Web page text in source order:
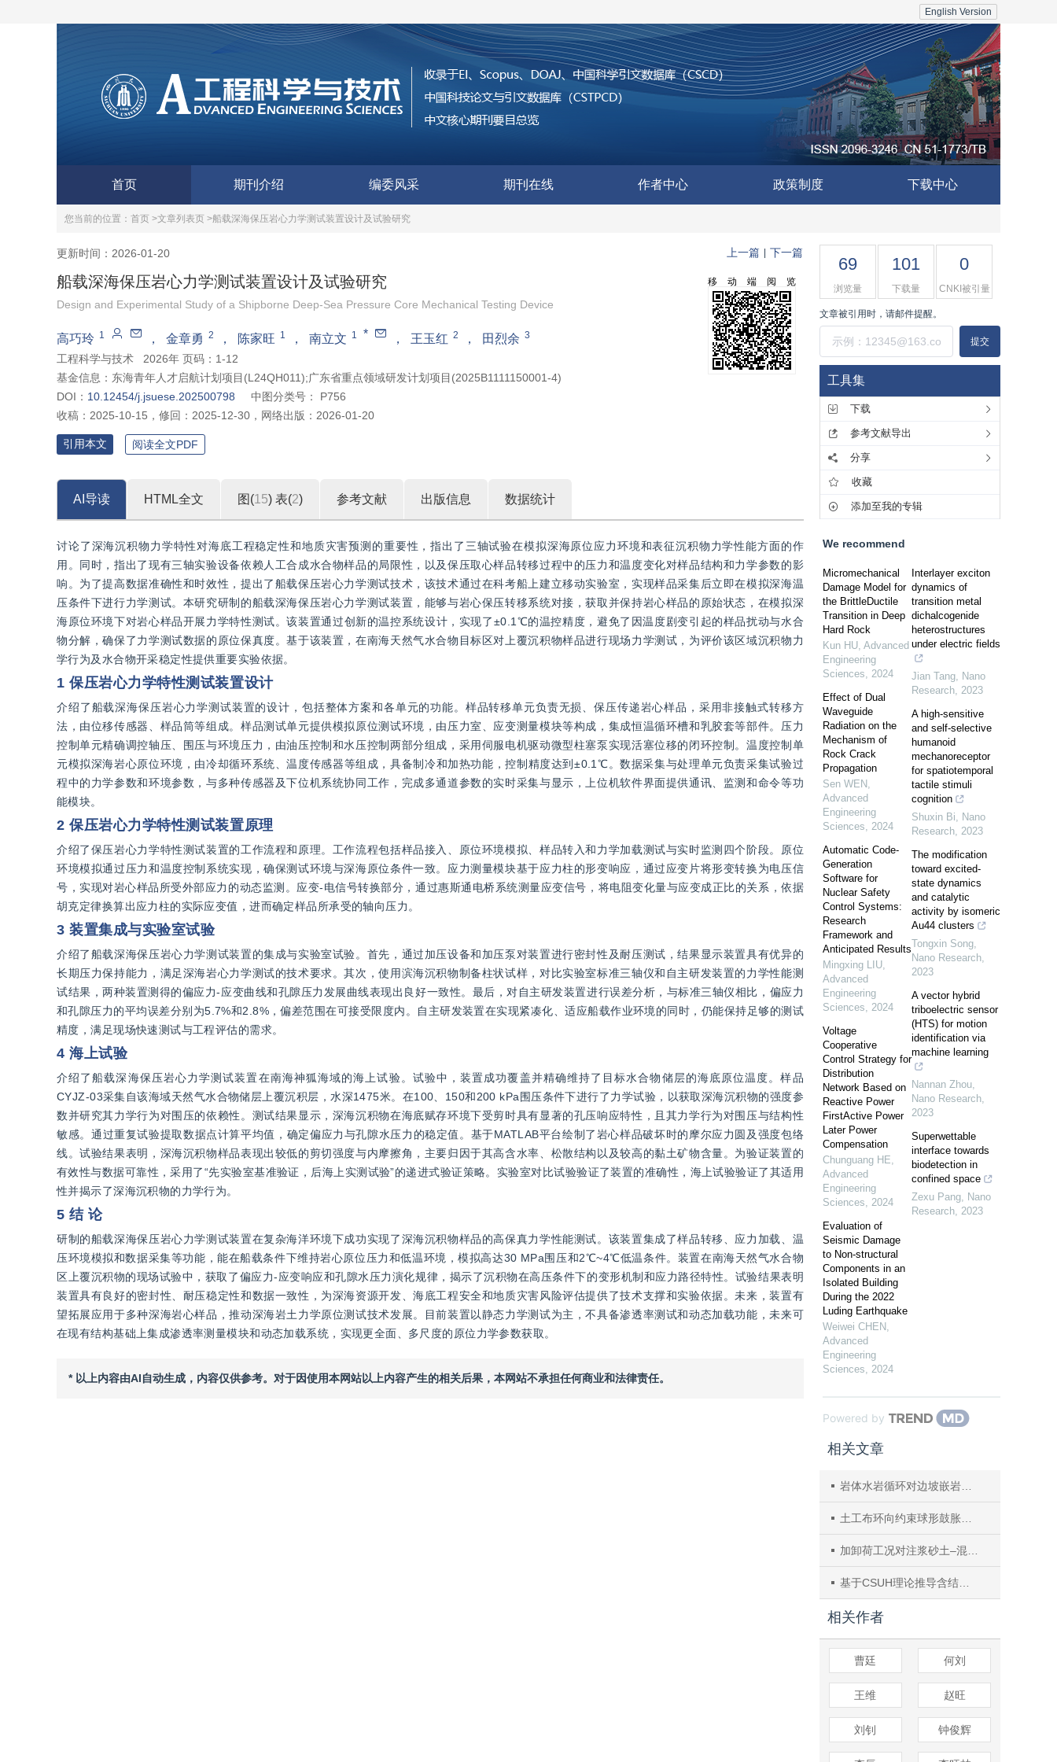
English Version
首页 期刊介绍 编委风采 期刊在线 作者中心 政策制度 下载中心
您当前的位置： 首页 >文章列表页 >船载深海保压岩心力学测试装置设计及试验研究
更新时间：2026-01-20 上一篇 下一篇
船载深海保压岩心力学测试装置设计及试验研究
Design and Experimental Study of a Shipborne Deep-Sea Pressure Core Mechanical Testing Device
高巧玲 1 ， 金章勇 2 ， 陈家旺 1 ， 南立文 1 * ， 王玉红 2 ， 田烈余 3
工程科学与技术
2026年 页码：1-12
基金信息： 东海青年人才启航计划项目(L24QH011);广东省重点领域研发计划项目(2025B1111150001-4)
DOI： 10.12454/j.jsuese.202500798 中图分类号：
P756
收稿： 2025-10-15 ， 修回： 2025-12-30 ， 网络出版： 2026-01-20
移动端阅览
引用本文 阅读全文PDF
AI导读 HTML全文 图(15) 表(2) 参考文献 出版信息 数据统计
讨论了深海沉积物力学特性对海底工程稳定性和地质灾害预测的重要性，指出了三轴试验在模拟深海原位应力环境和表征沉积物力学性能方面的作
用。同时，指出了现有三轴实验设备依赖人工合成水合物样品的局限性，以及保压取心样品转移过程中的压力和温度变化对样品结构和力学参数的影
响。为了提高数据准确性和时效性，提出了船载保压岩心力学测试技术，该技术通过在科考船上建立移动实验室，实现样品采集后立即在模拟深海温
压条件下进行力学测试。本研究研制的船载深海保压岩心力学测试装置，能够与岩心保压转移系统对接，获取并保持岩心样品的原始状态，在模拟深
海原位环境下对岩心样品开展力学特性测试。该装置通过创新的温控系统设计，实现了±0.1℃的温控精度，避免了因温度剧变引起的样品扰动与水合
物分解，确保了力学测试数据的原位保真度。基于该装置，在南海天然气水合物目标区对上覆沉积物样品进行现场力学测试，为评价该区域沉积物力
学行为及水合物开采稳定性提供重要实验依据。
1 保压岩心力学特性测试装置设计
介绍了船载深海保压岩心力学测试装置的设计，包括整体方案和各单元的功能。样品转移单元负责无损、保压传递岩心样品，采用非接触式转移方
法，由位移传感器、样品筒等组成。样品测试单元提供模拟原位测试环境，由压力室、应变测量模块等构成，集成恒温循环槽和乳胶套等部件。压力
控制单元精确调控轴压、围压与环境压力，由油压控制和水压控制两部分组成，采用伺服电机驱动微型柱塞泵实现活塞位移的闭环控制。温度控制单
元模拟深海岩心原位环境，由冷却循环系统、温度传感器等组成，具备制冷和加热功能，控制精度达到±0.1℃。数据采集与处理单元负责采集试验过
程中的力学参数和环境参数，与多种传感器及下位机系统协同工作，完成多通道参数的实时采集与显示，上位机软件界面提供通讯、监测和命令等功
能模块。
2 保压岩心力学特性测试装置原理
介绍了保压岩心力学特性测试装置的工作流程和原理。工作流程包括样品接入、原位环境模拟、样品转入和力学加载测试与实时监测四个阶段。原位
环境模拟通过压力和温度控制系统实现，确保测试环境与深海原位条件一致。应力测量模块基于应力柱的形变响应，通过应变片将形变转换为电压信
号，实现对岩心样品所受外部应力的动态监测。应变-电信号转换部分，通过惠斯通电桥系统测量应变信号，将电阻变化量与应变成正比的关系，依据
胡克定律换算出应力柱的实际应变值，进而确定样品所承受的轴向压力。
3 装置集成与实验室试验
介绍了船载深海保压岩心力学测试装置的集成与实验室试验。首先，通过加压设备和加压泵对装置进行密封性及耐压测试，结果显示装置具有优异的
长期压力保持能力，满足深海岩心力学测试的技术要求。其次，使用滨海沉积物制备柱状试样，对比实验室标准三轴仪和自主研发装置的力学性能测
试结果，两种装置测得的偏应力-应变曲线和孔隙压力发展曲线表现出良好一致性。最后，对自主研发装置进行误差分析，与标准三轴仪相比，偏应力
和孔隙压力的平均误差分别为5.7%和2.8%，偏差范围在可接受限度内。自主研发装置在实现紧凑化、适应船载作业环境的同时，仍能保持足够的测试
精度，满足现场快速测试与工程评估的需求。
4 海上试验
介绍了船载深海保压岩心力学测试装置在南海神狐海域的海上试验。试验中，装置成功覆盖并精确维持了目标水合物储层的海底原位温度。样品
CYJZ-03采集自该海域天然气水合物储层上覆沉积层，水深1475米。在100、150和200 kPa围压条件下进行了力学试验，以获取深海沉积物的强度参
数并研究其力学行为对围压的依赖性。测试结果显示，深海沉积物在海底赋存环境下受剪时具有显著的孔压响应特性，且其力学行为对围压与结构性
敏感。通过重复试验提取数据点计算平均值，确定偏应力与孔隙水压力的稳定值。基于MATLAB平台绘制了岩心样品破坏时的摩尔应力圆及强度包络
线。试验结果表明，深海沉积物样品表现出较低的剪切强度与内摩擦角，主要归因于其高含水率、松散结构以及较高的黏土矿物含量。为验证装置的
有效性与数据可靠性，采用了“先实验室基准验证，后海上实测试验”的递进式验证策略。实验室对比试验验证了装置的准确性，海上试验验证了其适用
性并揭示了深海沉积物的力学行为。
5 结 论
研制的船载深海保压岩心力学测试装置在复杂海洋环境下成功实现了深海沉积物样品的高保真力学性能测试。该装置集成了样品转移、应力加载、温
压环境模拟和数据采集等功能，能在船载条件下维持岩心原位压力和低温环境，模拟高达30 MPa围压和2℃~4℃低温条件。装置在南海天然气水合物
区上覆沉积物的现场试验中，获取了偏应力-应变响应和孔隙水压力演化规律，揭示了沉积物在高压条件下的变形机制和应力路径特性。试验结果表明
装置具有良好的密封性、耐压稳定性和数据一致性，为深海资源开发、海底工程安全和地质灾害风险评估提供了技术支撑和实验依据。未来，装置有
望拓展应用于多种深海岩心样品，推动深海岩土力学原位测试技术发展。目前装置以静态力学测试为主，不具备渗透率测试和动态加载功能，未来可
在现有结构基础上集成渗透率测量模块和动态加载系统，实现更全面、多尺度的原位力学参数获取。
* 以上内容由AI自动生成，内容仅供参考。对于因使用本网站以上内容产生的相关后果，本网站不承担任何商业和法律责任。
69
浏览量
101
下载量
0
CNKI被引量
文章被引用时，请邮件提醒。
提交
工具集
下载
参考文献导出
分享
收藏
添加至我的专辑
We recommend
Micromechanical
Damage Model for
the BrittleDuctile
Transition in Deep
Hard Rock
Kun HU, Advanced
Engineering
Sciences, 2024
Effect of Dual
Waveguide
Radiation on the
Mechanism of
Rock Crack
Propagation
Sen WEN ,
Advanced
Engineering
Sciences, 2024
Automatic Code-
Generation
Software for
Nuclear Safety
Control Systems:
Research
Framework and
Anticipated Results
Mingxing LIU,
Advanced
Engineering
Sciences, 2024
Voltage
Cooperative
Control Strategy for
Distribution
Network Based on
Reactive Power
FirstActive Power
Later Power
Compensation
Chunguang HE,
Advanced
Engineering
Sciences, 2024
Evaluation of
Seismic Damage
to Non-structural
Components in an
Isolated Building
During the 2022
Luding Earthquake
Weiwei CHEN ,
Advanced
Engineering
Sciences, 2024
Interlayer exciton
dynamics of
transition metal
dichalcogenide
heterostructures
under electric fields
Jian Tang, Nano
Research, 2023
A high-sensitive
and self-selective
humanoid
mechanoreceptor
for spatiotemporal
tactile stimuli
cognition
Shuxin Bi, Nano
Research, 2023
The modification
toward excited-
state dynamics
and catalytic
activity by isomeric
Au44 clusters
Tongxin Song,
Nano Research,
2023
A vector hybrid
triboelectric sensor
(HTS) for motion
identification via
machine learning
Nannan Zhou,
Nano Research,
2023
Superwettable
interface towards
biodetection in
confined space
Zexu Pang, Nano
Research, 2023
Powered by
相关文章
岩体水岩循环对边坡嵌岩桩力学行为影响研究
土工布环向约束球形鼓胀变形及破坏特性分析
加卸荷工况对注浆砂土–混凝土接触面剪切特性影响
基于CSUH理论推导含结核状天然气水合物沉积物弹塑性本构模型
相关作者
曹廷 何刘
王维 赵旺
刘钊 钟俊辉